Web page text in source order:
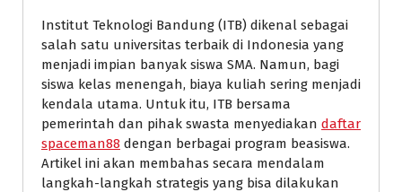
Institut Teknologi Bandung (ITB) dikenal sebagai
salah satu universitas terbaik di Indonesia yang
menjadi impian banyak siswa SMA. Namun, bagi
siswa kelas menengah, biaya kuliah sering menjadi
kendala utama. Untuk itu, ITB bersama
pemerintah dan pihak swasta menyediakan daftar
spaceman88 dengan berbagai program beasiswa.
Artikel ini akan membahas secara mendalam
langkah-langkah strategis yang bisa dilakukan